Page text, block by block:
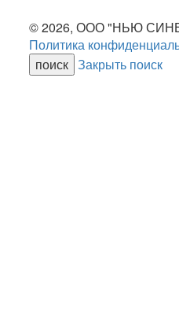
© 2026, ООО "НЬЮ
Политика
Закрыть поиск